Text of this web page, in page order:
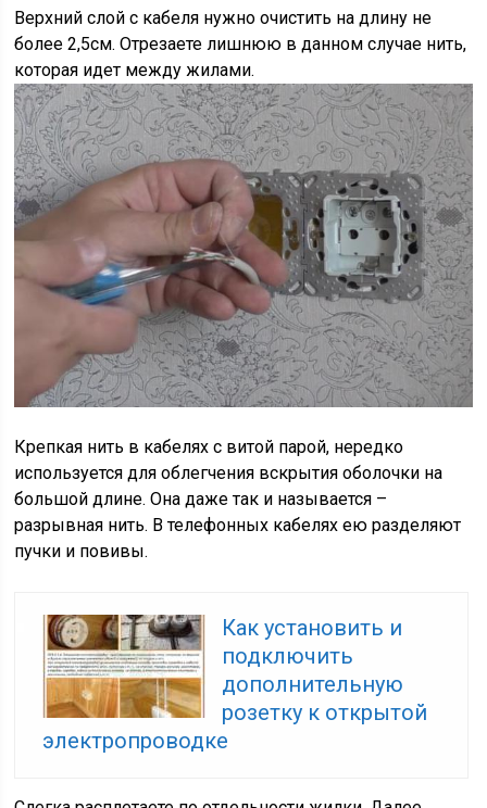
Верхний слой с кабеля нужно очистить на длину не
более 2,5см. Отрезаете лишнюю в данном случае нить,
которая идет между жилами.
Крепкая нить в кабелях с витой парой, нередко
используется для облегчения вскрытия оболочки на
большой длине. Она даже так и называется –
разрывная нить. В телефонных кабелях ею разделяют
пучки и повивы.
Как установить и
подключить
дополнительную
розетку к открытой
электропроводке